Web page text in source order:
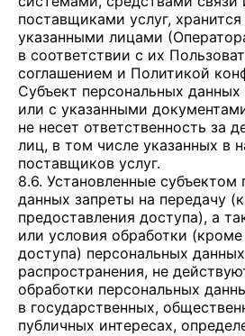
поставщиками услуг,
указанными лицами
в соответствии с их
соглашением и Политикой
Субъект персональных
или с указанными
не несет ответственность за
лиц, в том числе указанных в
поставщиков услуг.
8.6. Установленные субъектом
данных запреты на передачу
предоставления доступа), а
или условия обработки (кроме
доступа) персональных
распространения, не
обработки персональных
в государственных,
публичных интересах,